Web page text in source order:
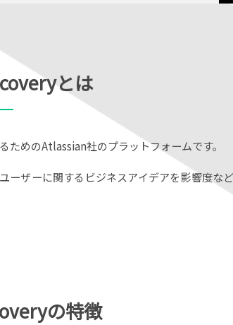
とは
めのAtlassian社のプラットフォームです。
ザーに関するビジネスアイデアを影響度など
の特徴